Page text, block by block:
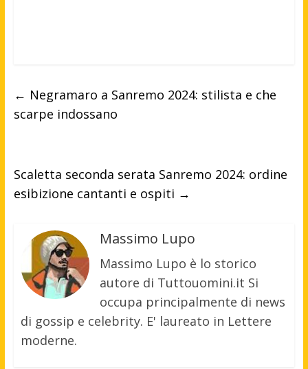
← Negramaro a Sanremo 2024: stilista e che
scarpe indossano
Scaletta seconda serata Sanremo 2024: ordine
esibizione cantanti e ospiti →
Massimo Lupo
Massimo Lupo è lo storico
autore di Tuttouomini.it Si
occupa principalmente di news
di gossip e celebrity. E' laureato in Lettere
moderne.